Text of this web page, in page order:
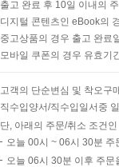
출고 완료 후 10일 이내의
디지털 콘텐츠인 eBook의
중고상품의 경우 출고 완료
모바일 쿠폰의 경우 유효기
고객의 단순변심 및 착오구
직수입양서/직수입일서중
단, 아래의 주문/취소 조건
오늘 00시 ~ 06시 30분
오늘 06시 30분 이후 주